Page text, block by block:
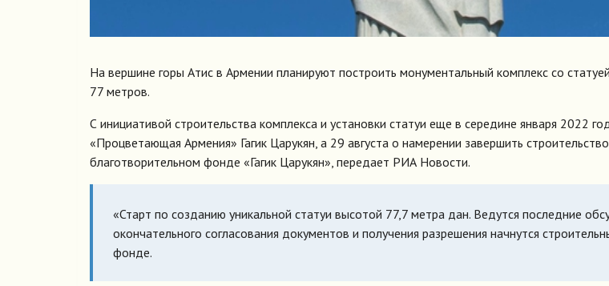
На вершине горы Атис в Армении планируют построить монументальный комплекс со
77 метров.
С инициативой строительства комплекса и установки статуи еще в середине января 2022
«Процветающая Армения» Гагик Царукян, а 29 августа о намерении завершить
благотворительном фонде «Гагик Царукян», передает РИА Новости.
«Старт по созданию уникальной статуи высотой 77,7 метра дан. Ведутся последние
окончательного согласования документов и получения разрешения начнутся
фонде.